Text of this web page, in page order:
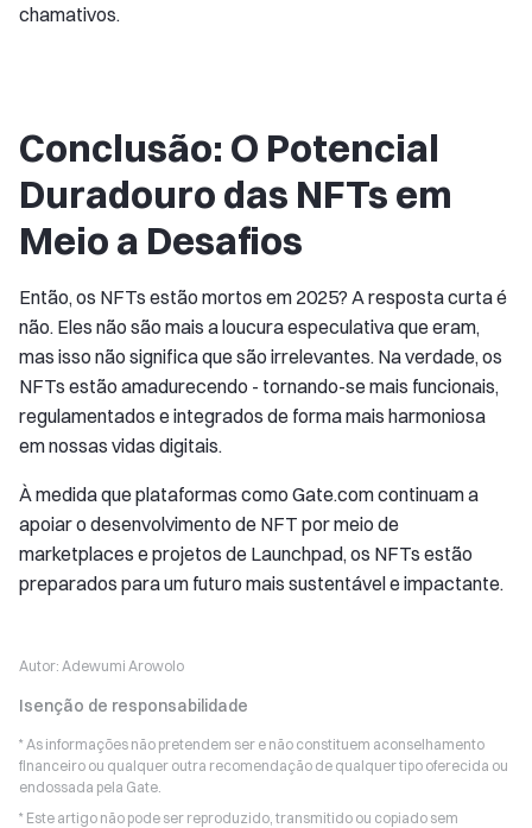
chamativos.
Conclusão: O Potencial
Duradouro das NFTs em
Meio a Desafios
Então, os NFTs estão mortos em 2025? A resposta curta é
não. Eles não são mais a loucura especulativa que eram,
mas isso não significa que são irrelevantes. Na verdade, os
NFTs estão amadurecendo - tornando-se mais funcionais,
regulamentados e integrados de forma mais harmoniosa
em nossas vidas digitais.
À medida que plataformas como Gate.com continuam a
apoiar o desenvolvimento de NFT por meio de
marketplaces e projetos de Launchpad, os NFTs estão
preparados para um futuro mais sustentável e impactante.
Autor: Adewumi Arowolo
Isenção de responsabilidade
* As informações não pretendem ser e não constituem aconselhamento
financeiro ou qualquer outra recomendação de qualquer tipo oferecida ou
endossada pela Gate.
* Este artigo não pode ser reproduzido, transmitido ou copiado sem